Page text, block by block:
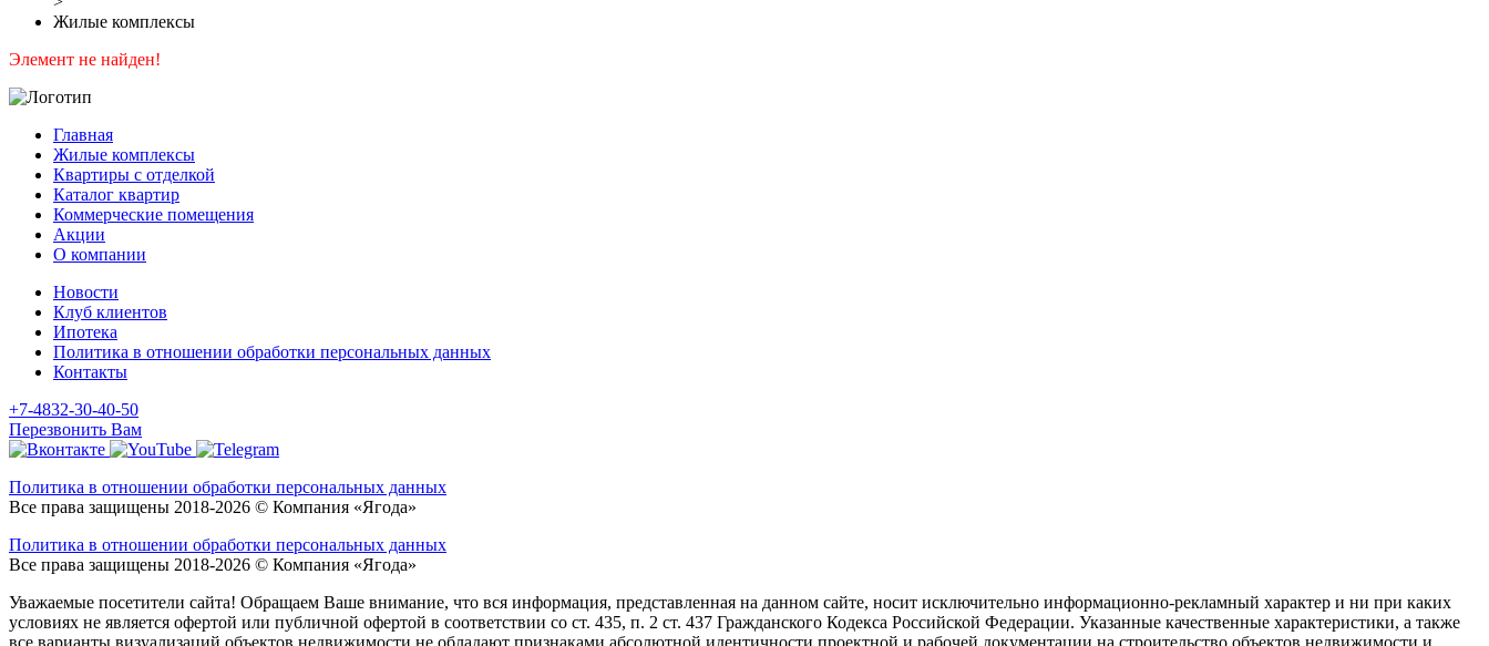
Жилые комплексы
Элемент не найден!
Главная
Жилые комплексы
Квартиры с отделкой
Каталог квартир
Коммерческие помещения
Акции
О компании
Новости
Клуб клиентов
Ипотека
Политика в отношении обработки персональных данных
Контакты
+7-4832-30-40-50
Перезвонить Вам
Политика в отношении обработки персональных данных
Все права защищены 2018-2026 © Компания «Ягода»
Политика в отношении обработки персональных данных
Все права защищены 2018-2026 © Компания «Ягода»
Уважаемые посетители сайта! Обращаем Ваше внимание, что вся информация, представленная на данном сайте, носит исключительно информационно-рекламный характер и ни при каких
условиях не является офертой или публичной офертой в соответствии со ст. 435, п. 2 ст. 437 Гражданского Кодекса Российской Федерации. Указанные качественные характеристики, а также
все варианты визуализаций объектов недвижимости не обладают признаками абсолютной идентичности проектной и рабочей документации на строительство объектов недвижимости и